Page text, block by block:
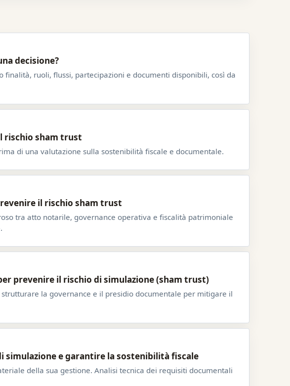
decisione?
ruoli, flussi, partecipazioni e documenti disponibili, così da
rischio sham trust
di una valutazione sulla sostenibilità fiscale e documentale.
il rischio sham trust
tra atto notarile, governance operativa e fiscalità patrimoniale
prevenire il rischio di simulazione (sham trust)
la governance e il presidio documentale per mitigare il
e garantire la sostenibilità fiscale
della sua gestione. Analisi tecnica dei requisiti documentali